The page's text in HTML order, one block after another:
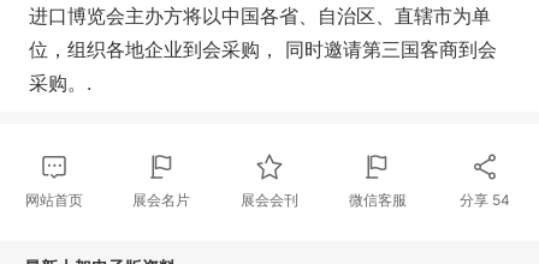
进口博览会主办方将以中国各省、自治区、直辖市为单
位，组织各地企业到会采购， 同时邀请第三国客商到会
采购。.
网站首页 展会名片 展会会刊 微信客服 分享 54